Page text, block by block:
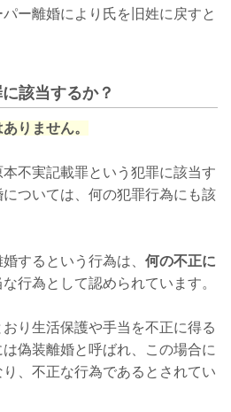
ー離婚により氏を旧姓に戻すと
該当するか？
りません。
不実記載罪という犯罪に該当す
ついては、何の犯罪行為にも該
するという行為は、 何の不正に
行為として認められています。
り生活保護や手当を不正に得る
偽装離婚と呼ばれ、この場合に
、不正な行為であるとされてい